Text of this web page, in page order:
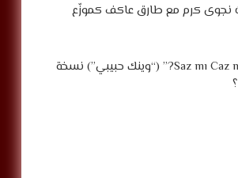
نجوى كرم مع طارق عاكف كموزّع
من الأفضل؟: “Saz mı Caz mı?” (“وينك حبيبي”) نسخة